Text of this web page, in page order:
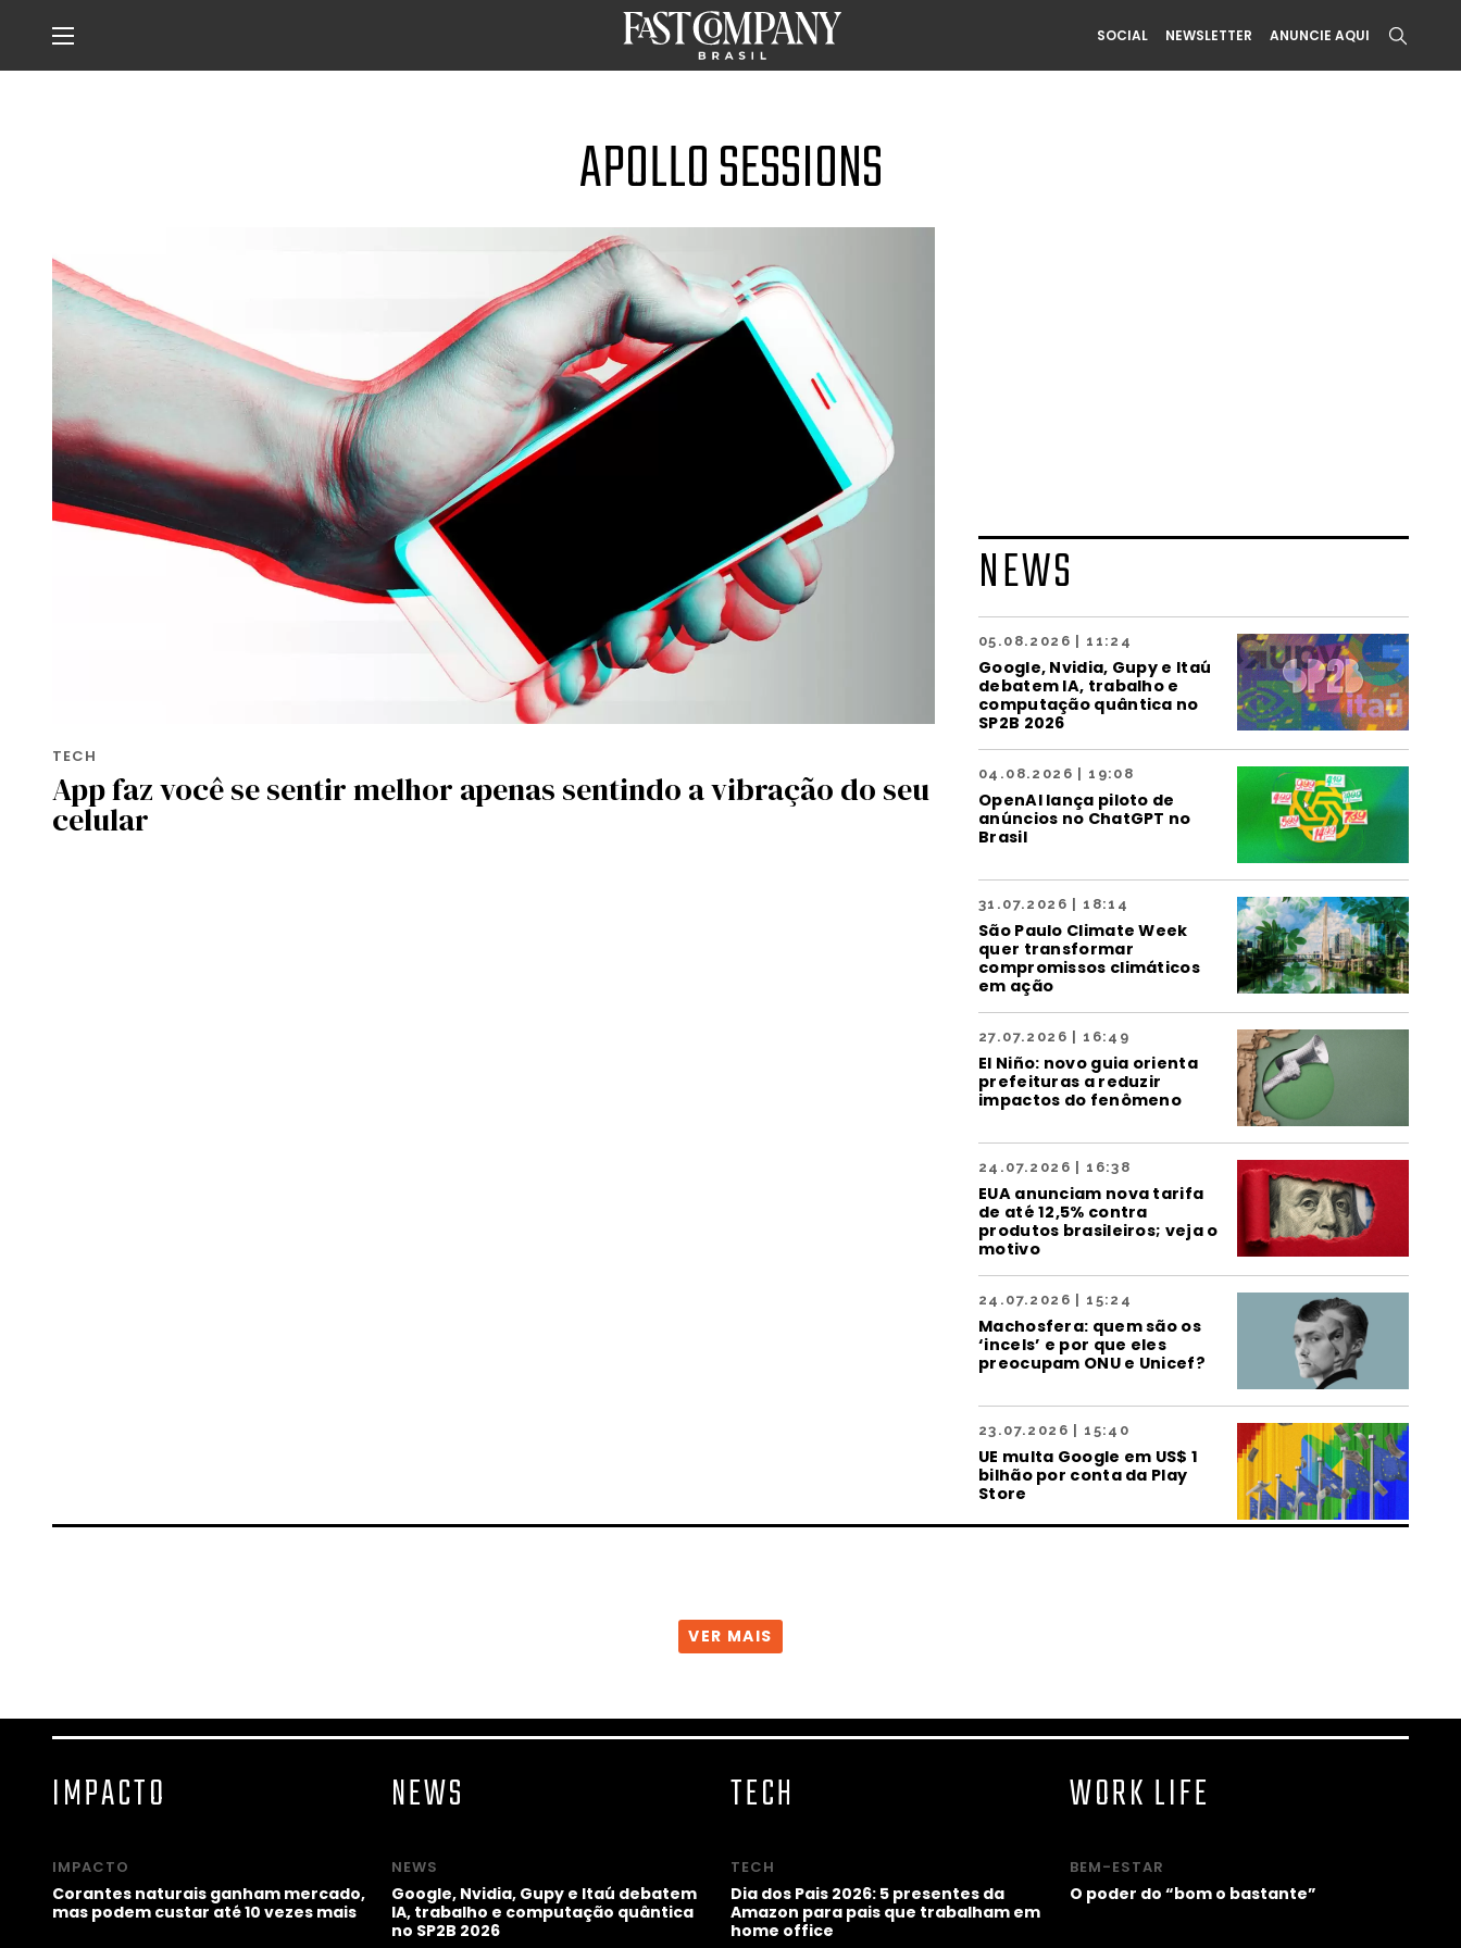
SOCIAL NEWSLETTER ANUNCIE AQUI
APOLLO SESSIONS
TECH
App faz você se sentir melhor apenas sentindo a vibração do seu
celular
NEWS
05.08.2026 | 11:24
Google, Nvidia, Gupy e Itaú
debatem IA, trabalho e
computação quântica no
SP2B 2026
04.08.2026 | 19:08
OpenAI lança piloto de
anúncios no ChatGPT no
Brasil
31.07.2026 | 18:14
São Paulo Climate Week
quer transformar
compromissos climáticos
em ação
27.07.2026 | 16:49
El Niño: novo guia orienta
prefeituras a reduzir
impactos do fenômeno
24.07.2026 | 16:38
EUA anunciam nova tarifa
de até 12,5% contra
produtos brasileiros; veja o
motivo
24.07.2026 | 15:24
Machosfera: quem são os
‘incels’ e por que eles
preocupam ONU e Unicef?
23.07.2026 | 15:40
UE multa Google em US$ 1
bilhão por conta da Play
Store
MARTE Festival reúne arte,
tecnologia e futuros do Sul
e Unicef lançam guia para
ajudar pais
VER MAIS
IMPACTO
IMPACTO
Corantes naturais ganham mercado,
mas podem custar até 10 vezes mais
NEWS
NEWS
Google, Nvidia, Gupy e Itaú debatem
IA, trabalho e computação quântica
no SP2B 2026
TECH
TECH
Dia dos Pais 2026: 5 presentes da
Amazon para pais que trabalham em
home office
WORK LIFE
BEM-ESTAR
O poder do “bom o bastante”